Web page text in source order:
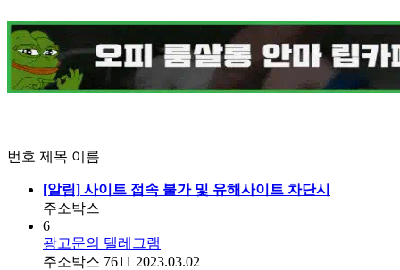
번호 제목 이름
[알림] 사이트 접속 불가 및 유해사이트 차단시
주소박스
6
광고문의 텔레그램
주소박스 7611 2023.03.02